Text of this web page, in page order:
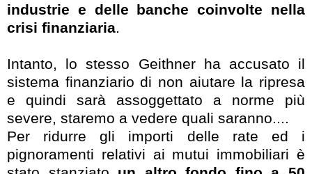
industrie e delle banche coinvolte nella
crisi finanziaria.
Intanto, lo stesso Geithner ha accusato il
sistema finanziario di non aiutare la ripresa
e quindi sarà assoggettato a norme più
severe, staremo a vedere quali saranno....
Per ridurre gli importi delle rate ed i
pignoramenti relativi ai mutui immobiliari è